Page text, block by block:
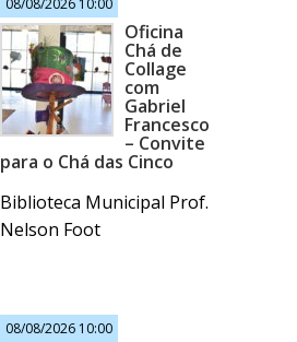
08/08/2026 10:00
Oficina
Chá de
Collage
com
Gabriel
Francesco
– Convite
para o Chá das Cinco
Biblioteca Municipal Prof.
Nelson Foot
08/08/2026 10:00